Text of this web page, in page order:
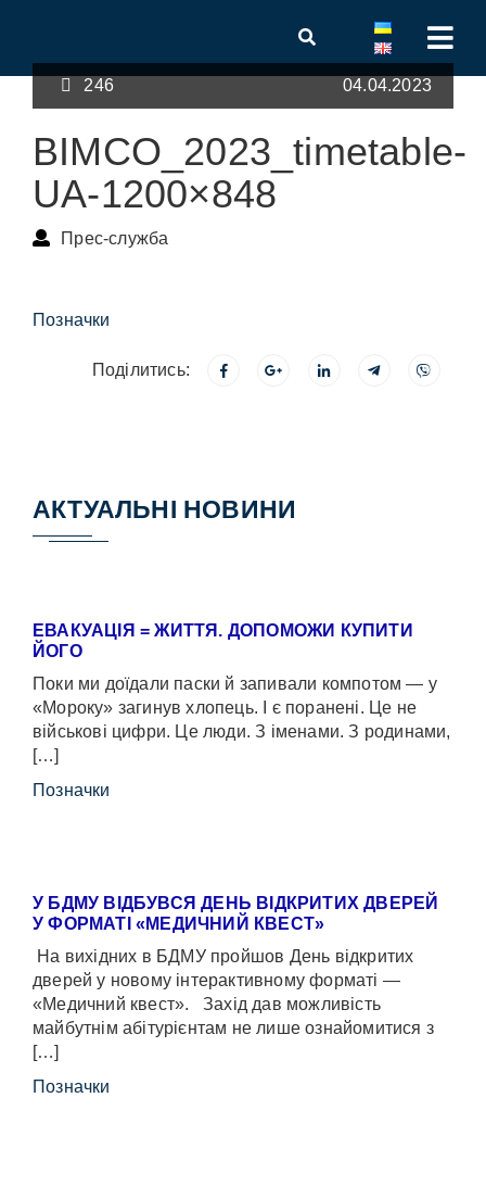
246 04.04.2023
BIMCO_2023_timetable-
UA-1200×848
Прес-служба
Позначки
Поділитись:
АКТУАЛЬНІ НОВИНИ
ЕВАКУАЦІЯ = ЖИТТЯ. ДОПОМОЖИ КУПИТИ
ЙОГО
Поки ми доїдали паски й запивали компотом — у
«Мороку» загинув хлопець. І є поранені. Це не
військові цифри. Це люди. З іменами. З родинами,
[…]
Позначки
У БДМУ ВІДБУВСЯ ДЕНЬ ВІДКРИТИХ ДВЕРЕЙ
У ФОРМАТІ «МЕДИЧНИЙ КВЕСТ»
На вихідних в БДМУ пройшов День відкритих
дверей у новому інтерактивному форматі —
«Медичний квест». Захід дав можливість
майбутнім абітурієнтам не лише ознайомитися з
[…]
Позначки